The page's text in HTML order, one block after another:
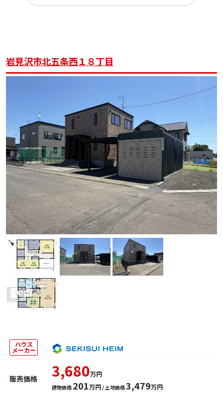
岩見沢市北五条西１８丁目
ハウス
メーカー
販売価格 3,680万円
建物価格 201万円/ 土地価格3,479万円